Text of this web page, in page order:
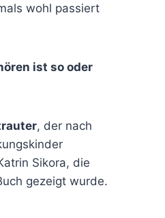
wohl passiert
ist so oder
, der nach
Sikora, die
gezeigt wurde.